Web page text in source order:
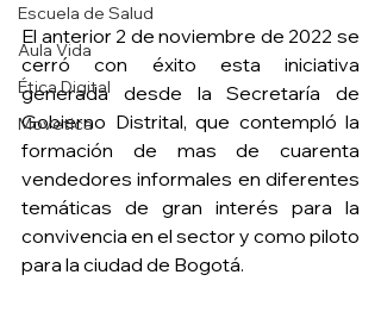
Escuela de Salud
Aula Vida
Ética Digital
Movetica
El anterior 2 de noviembre de 2022 se
cerró con éxito esta iniciativa
generada desde la Secretaría de
Gobierno Distrital, que contempló la
formación de mas de cuarenta
vendedores informales en diferentes
temáticas de gran interés para la
convivencia en el sector y como piloto
para la ciudad de Bogotá.